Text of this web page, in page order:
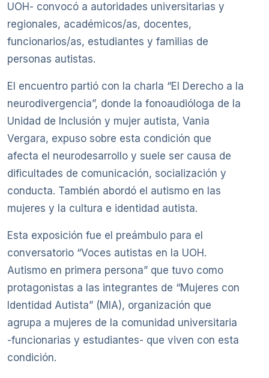
UOH- convocó a autoridades universitarias y
regionales, académicos/as, docentes,
funcionarios/as, estudiantes y familias de
personas autistas.
El encuentro partió con la charla “El Derecho a la
neurodivergencia”, donde la fonoaudióloga de la
Unidad de Inclusión y mujer autista, Vania
Vergara, expuso sobre esta condición que
afecta el neurodesarrollo y suele ser causa de
dificultades de comunicación, socialización y
conducta. También abordó el autismo en las
mujeres y la cultura e identidad autista.
Esta exposición fue el preámbulo para el
conversatorio “Voces autistas en la UOH.
Autismo en primera persona” que tuvo como
protagonistas a las integrantes de “Mujeres con
Identidad Autista” (MIA), organización que
agrupa a mujeres de la comunidad universitaria
-funcionarias y estudiantes- que viven con esta
condición.